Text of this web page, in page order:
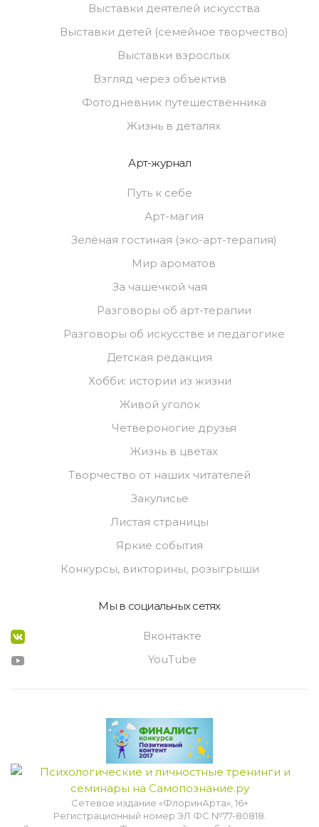
Выставки деятелей искусства
Выставки детей (семейное творчество)
Выставки взрослых
Взгляд через объектив
Фотодневник путешественника
Жизнь в деталях
Арт-журнал
Путь к себе
Арт-магия
Зелёная гостиная (эко-арт-терапия)
Мир ароматов
За чашечкой чая
Разговоры об арт-терапии
Разговоры об искусстве и педагогике
Детская редакция
Хобби: истории из жизни
Живой уголок
Четвероногие друзья
Жизнь в цветах
Творчество от наших читателей
Закулисье
Листая страницы
Яркие события
Конкурсы, викторины, розыгрыши
Мы в социальных сетях
Вконтакте
YouTube
Сетевое издание «ФлоринАрта», 16+
Регистрационный номер ЭЛ ФС №77-80818.